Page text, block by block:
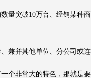
突破10万台、经销某种
并其他单位、分公司或连
非常大的特色，那就是